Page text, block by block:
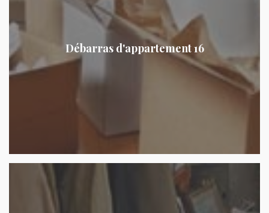
Débarras d'appartement 16